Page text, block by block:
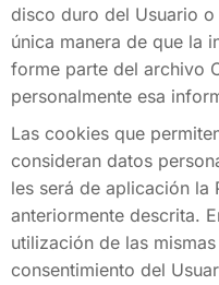
disco duro del Usuario
única manera de que la
forme parte del archivo
personalmente esa
Las cookies que
consideran datos
les será de aplicación la
anteriormente descrita.
utilización de las
consentimiento del